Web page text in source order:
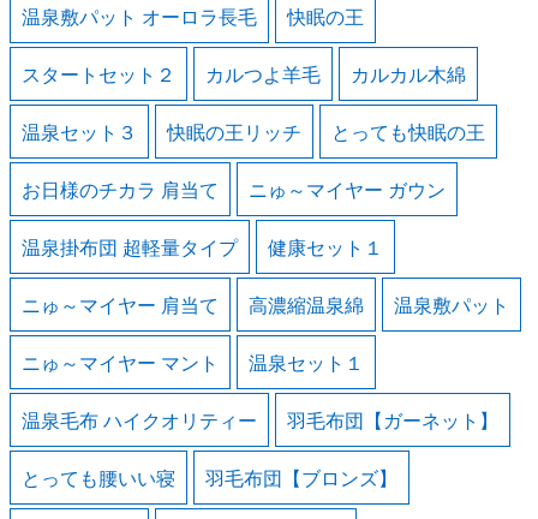
温泉敷パット オーロラ長毛 快眠の王
スタートセット２ カルつよ羊毛 カルカル木綿
温泉セット３ 快眠の王リッチ とっても快眠の王
お日様のチカラ 肩当て ニゅ～マイヤー ガウン
温泉掛布団 超軽量タイプ 健康セット１
ニゅ～マイヤー 肩当て 高濃縮温泉綿 温泉敷パット
ニゅ～マイヤー マント 温泉セット１
温泉毛布 ハイクオリティー 羽毛布団【ガーネット】
とっても腰いい寝 羽毛布団【ブロンズ】